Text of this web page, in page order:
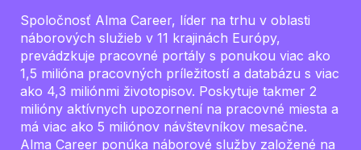
Spoločnosť Alma Career, líder na trhu v oblasti
náborových služieb v 11 krajinách Európy,
prevádzkuje pracovné portály s ponukou viac ako
1,5 milióna pracovných príležitostí a databázu s viac
ako 4,3 miliónmi životopisov. Poskytuje takmer 2
milióny aktívnych upozornení na pracovné miesta a
má viac ako 5 miliónov návštevníkov mesačne.
Alma Career ponúka náborové služby založené na